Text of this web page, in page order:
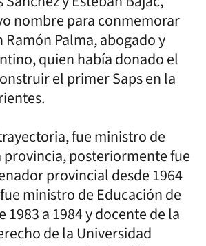
nombre para conmemorar
Palma, abogado y
quien había donado el
el primer Saps en la
fue ministro de
posteriormente fue
provincial desde 1964
ministro de Educación de
1983 a 1984 y docente de la
de la Universidad